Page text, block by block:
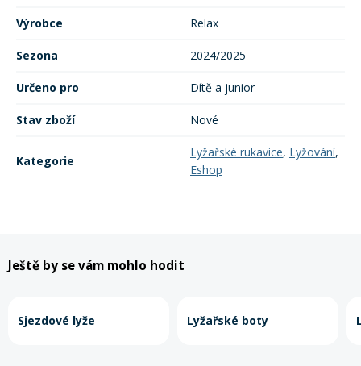
Výrobce Relax
Sezona 2024/2025
Určeno pro Dítě a junior
Stav zboží Nové
Kategorie
Lyžařské rukavice, Lyžování,
Eshop
Ještě by se vám mohlo hodit
Sjezdové lyže Lyžařské boty